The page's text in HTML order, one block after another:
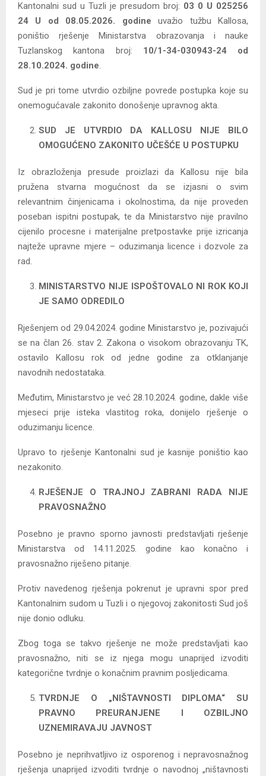
Kantonalni sud u Tuzli je presudom broj: 03 0 U 025256
24 U od 08.05.2026. godine uvažio tužbu Kallosa,
poništio rješenje Ministarstva obrazovanja i nauke
Tuzlanskog kantona broj: 10/1-34-030943-24 od
28.10.2024. godine.
Sud je pri tome utvrdio ozbiljne povrede postupka koje su
onemogućavale zakonito donošenje upravnog akta.
SUD JE UTVRDIO DA KALLOSU NIJE BILO
OMOGUĆENO ZAKONITO UČEŠĆE U POSTUPKU
Iz obrazloženja presude proizlazi da Kallosu nije bila
pružena stvarna mogućnost da se izjasni o svim
relevantnim činjenicama i okolnostima, da nije proveden
poseban ispitni postupak, te da Ministarstvo nije pravilno
cijenilo procesne i materijalne pretpostavke prije izricanja
najteže upravne mjere – oduzimanja licence i dozvole za
rad.
MINISTARSTVO NIJE ISPOŠTOVALO NI ROK KOJI
JE SAMO ODREDILO
Rješenjem od 29.04.2024. godine Ministarstvo je, pozivajući
se na član 26. stav 2. Zakona o visokom obrazovanju TK,
ostavilo Kallosu rok od jedne godine za otklanjanje
navodnih nedostataka.
Međutim, Ministarstvo je već 28.10.2024. godine, dakle više
mjeseci prije isteka vlastitog roka, donijelo rješenje o
oduzimanju licence.
Upravo to rješenje Kantonalni sud je kasnije poništio kao
nezakonito.
RJEŠENJE O TRAJNOJ ZABRANI RADA NIJE
PRAVOSNAŽNO
Posebno je pravno sporno javnosti predstavljati rješenje
Ministarstva od 14.11.2025. godine kao konačno i
pravosnažno riješeno pitanje.
Protiv navedenog rješenja pokrenut je upravni spor pred
Kantonalnim sudom u Tuzli i o njegovoj zakonitosti Sud još
nije donio odluku.
Zbog toga se takvo rješenje ne može predstavljati kao
pravosnažno, niti se iz njega mogu unaprijed izvoditi
kategorične tvrdnje o konačnim pravnim posljedicama.
TVRDNJE O „NIŠTAVNOSTI DIPLOMA“ SU
PRAVNO PREURANJENE I OZBILJNO
UZNEMIRAVAJU JAVNOST
Posebno je neprihvatljivo iz osporenog i nepravosnažnog
rješenja unaprijed izvoditi tvrdnje o navodnoj „ništavnosti